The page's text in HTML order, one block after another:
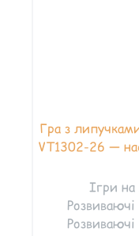
Гра з
VT1302-26 —
Ігри на